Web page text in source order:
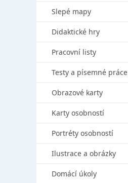
Slepé mapy
Didaktické hry
Pracovní listy
Testy a písemné práce
Obrazové karty
Karty osobností
Portréty osobností
Ilustrace a obrázky
Domácí úkoly